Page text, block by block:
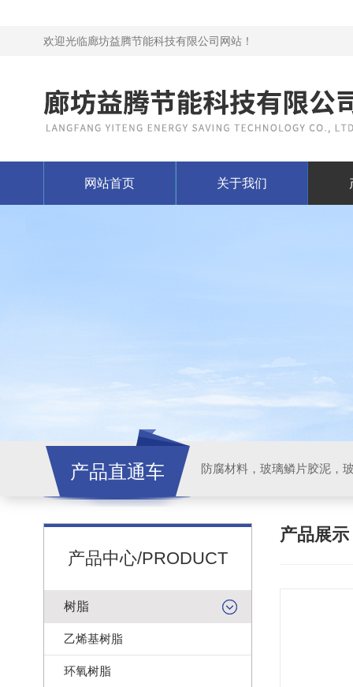
欢迎光临廊坊益腾节能科技有限公司网站！
网站首页 关于我们
产品直通车
产品中心/PRODUCT
树脂
乙烯基树脂
环氧树脂
产品展示